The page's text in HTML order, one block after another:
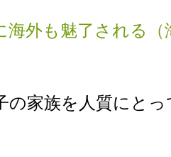
外も魅了される（
の家族を人質にと